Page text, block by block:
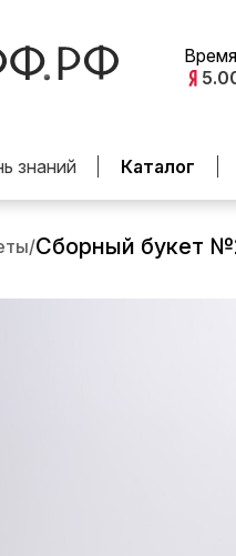
знаний Каталог
/Сборный букет